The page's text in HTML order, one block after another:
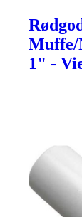
Muffe/
1" -